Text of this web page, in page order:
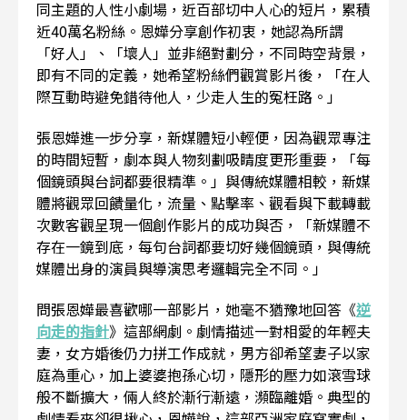
同主題的人性小劇場，近百部切中人心的短片，累積
近40萬名粉絲。恩嬅分享創作初衷，她認為所謂
「好人」、「壞人」並非絕對劃分，不同時空背景，
即有不同的定義，她希望粉絲們觀賞影片後，「在人
際互動時避免錯待他人，少走人生的冤枉路。」
張恩嬅進一步分享，新媒體短小輕便，因為觀眾專注
的時間短暫，劇本與人物刻劃吸睛度更形重要，「每
個鏡頭與台詞都要很精準。」與傳統媒體相較，新媒
體將觀眾回饋量化，流量、點擊率、觀看與下載轉載
次數客觀呈現一個創作影片的成功與否，「新媒體不
存在一鏡到底，每句台詞都要切好幾個鏡頭，與傳統
媒體出身的演員與導演思考邏輯完全不同。」
問張恩嬅最喜歡哪一部影片，她毫不猶豫地回答《逆
向走的指針》這部網劇。劇情描述一對相愛的年輕夫
妻，女方婚後仍力拼工作成就，男方卻希望妻子以家
庭為重心，加上婆婆抱孫心切，隱形的壓力如滾雪球
般不斷擴大，倆人終於漸行漸遠，瀕臨離婚。典型的